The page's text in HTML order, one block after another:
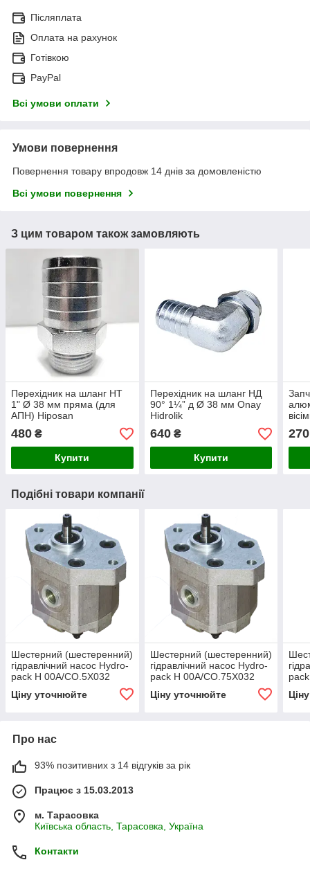
Післяплата
Оплата на рахунок
Готівкою
PayPal
Всі умови оплати
Умови повернення
Повернення товару впродовж 14 днів за домовленістю
Всі умови повернення
З цим товаром також замовляють
Перехідник на шланг НТ
1" Ø 38 мм пряма (для
АПН) Hiposan
480 ₴
Купити
Перехідник на шланг НД
90° 1¼” д Ø 38 мм Onay
Hidrolik
640₴
Купити
270
Подібні товари компанії
Шестерний (шестеренний)
гідравлічний насос Hydro-
pack H 00A/CO.5X032
Ціну уточнюйте
Шестерний (шестеренний)
гідравлічний насос Hydro-
pack H 00A/CO.75X032
Ціну уточнюйте
Про нас
93% позитивних з 14 відгуків за рік
Працює з 15.03.2013
м. Тарасовка
Київська область, Тарасовка, Україна
Контакти